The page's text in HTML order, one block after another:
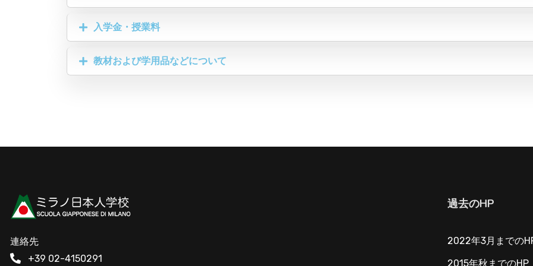
入学金・授業料
教材および学用品などについて
連絡先
+39 02-4150291
過去のHP
2022年3月までの
2015年秋までのHP